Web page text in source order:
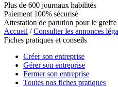
Plus de 600 journaux habilités
Paiement 100% sécurisé
Attestation de parution pour le
Accueil /Consulter les annonces
Fiches pratiques et conseils
Créer son entreprise
Gérer son entreprise
Fermer son entreprise
Toutes nos fiches pratiques